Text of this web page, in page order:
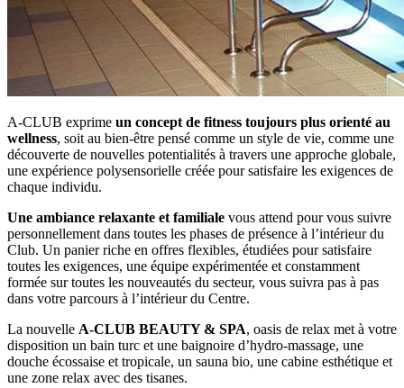
A-CLUB exprime un concept de fitness toujours plus orienté au
wellness, soit au bien-être pensé comme un style de vie, comme une
découverte de nouvelles potentialités à travers une approche globale,
une expérience polysensorielle créée pour satisfaire les exigences de
chaque individu.
Une ambiance relaxante et familiale vous attend pour vous suivre
personnellement dans toutes les phases de présence à l’intérieur du
Club. Un panier riche en offres flexibles, étudiées pour satisfaire
toutes les exigences, une équipe expérimentée et constamment
formée sur toutes les nouveautés du secteur, vous suivra pas à pas
dans votre parcours à l’intérieur du Centre.
La nouvelle A-CLUB BEAUTY & SPA, oasis de relax met à votre
disposition un bain turc et une baignoire d’hydro-massage, une
douche écossaise et tropicale, un sauna bio, une cabine esthétique et
une zone relax avec des tisanes.